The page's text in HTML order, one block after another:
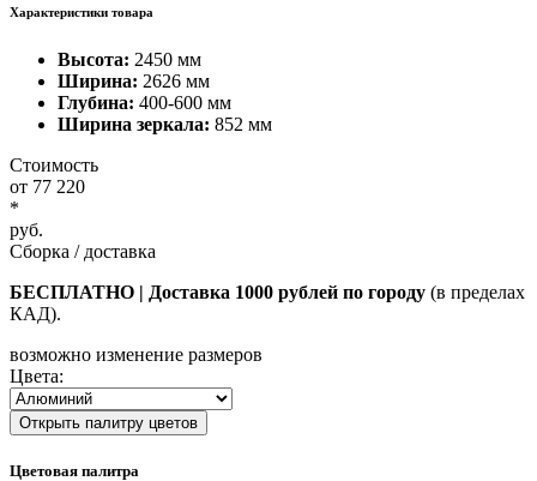
Характеристики товара
Высота: 2450 мм
Ширина: 2626 мм
Глубина: 400-600 мм
Ширина зеркала: 852 мм
Стоимость
от 77 220
*
руб.
Сборка / доставка
БЕСПЛАТНО | Доставка 1000 рублей по городу (в пределах
КАД).
возможно изменение размеров
Цвета:
Открыть палитру цветов
Цветовая палитра